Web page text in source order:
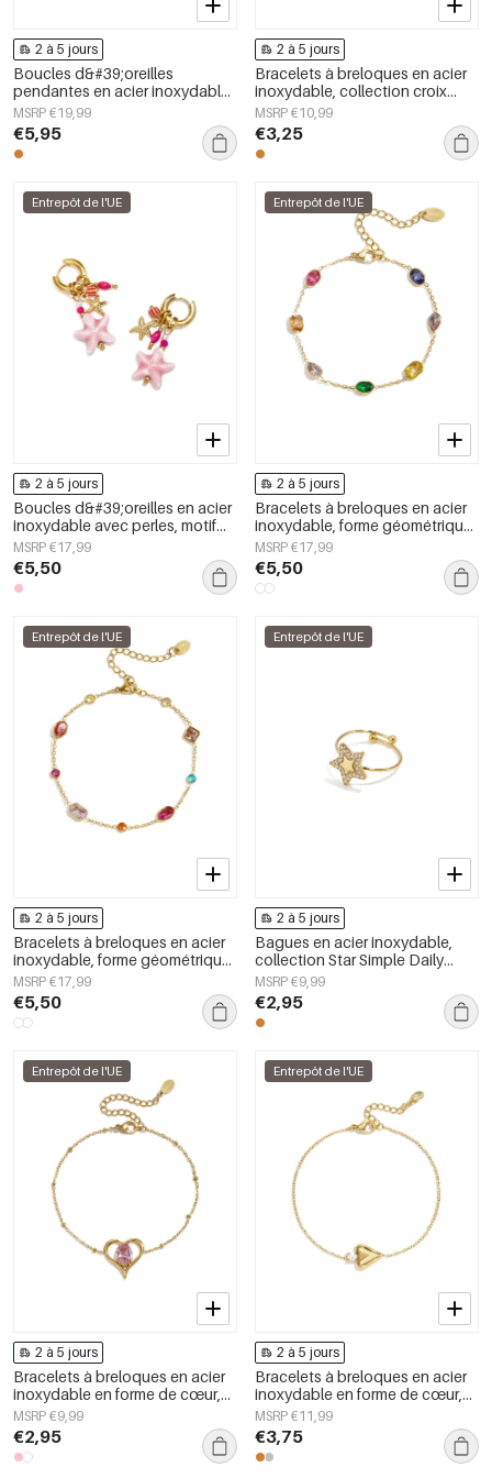
2 à 5 jours
Boucles d&#39;oreilles
pendantes en acier inoxydable
Star Daily Bijoux pour femmes
MSRP €19,99
€5,95
2 à 5 jours
Bracelets à breloques en acier
inoxydable, collection croix
simple, bijoux pour femmes
MSRP €10,99
€3,25
Entrepôt de l'UE
2 à 5 jours
Boucles d&#39;oreilles en acier
inoxydable avec perles, motif
étoile de mer, collection
vacances et romantisme au
quotidien. Bijoux pour femmes.
MSRP €17,99
€5,50
Entrepôt de l'UE
2 à 5 jours
Bracelets à breloques en acier
inoxydable, forme géométrique,
collection Simple Daily Simple,
bijoux pour femmes
MSRP €17,99
€5,50
Entrepôt de l'UE
2 à 5 jours
Bracelets à breloques en acier
inoxydable, forme géométrique,
collection Simple Daily Simple,
bijoux pour femmes
MSRP €17,99
€5,50
Entrepôt de l'UE
2 à 5 jours
Bagues en acier inoxydable,
collection Star Simple Daily
Simple, bijoux pour femmes
MSRP €9,99
€2,95
Entrepôt de l'UE
2 à 5 jours
Bracelets à breloques en acier
inoxydable en forme de cœur,
collection Daily Simple, bijoux
pour femmes
MSRP €9,99
€2,95
Entrepôt de l'UE
2 à 5 jours
Bracelets à breloques en acier
inoxydable en forme de cœur,
collection Daily Simple, bijoux
pour femmes
MSRP €11,99
€3,75